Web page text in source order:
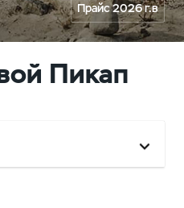
Прайс 2026 г.в
Пикап